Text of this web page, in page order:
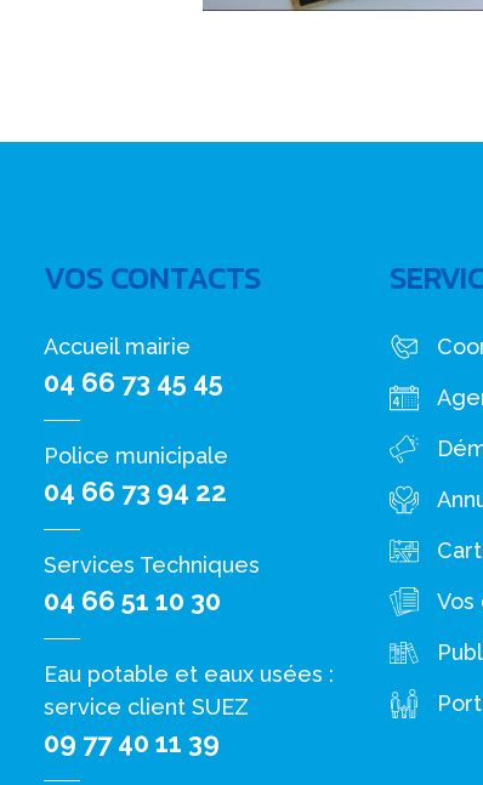
VOS CONTACTS
Accueil mairie
04 66 73 45 45
Police municipale
04 66 73 94 22
Services Techniques
04 66 51 10 30
Eau potable et eaux usées :
service client SUEZ
09 77 40 11 39
Vos